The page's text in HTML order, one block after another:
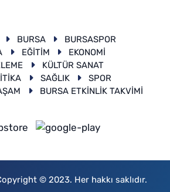
BURSA
BURSASPOR
EĞİTİM
EKONOMİ
KÜLTÜR SANAT
SAĞLIK
SPOR
BURSA ETKİNLİK TAKVİMİ
© 2023. Her hakkı saklıdır.